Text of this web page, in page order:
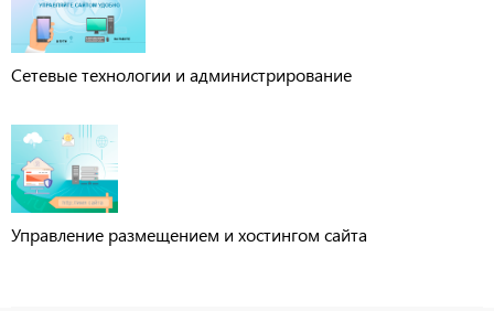
Сетевые технологии и администрирование
Управление размещением и хостингом сайта